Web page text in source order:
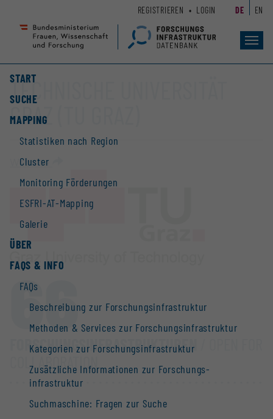
Seiteninhalt
Accesskey
Hauptnavigation
Accesskey
START
SUCHE
MAPPING
Statistiken nach Region
Cluster
Monitoring Förderungen
ESFRI-AT-Mapping
Galerie
ÜBER
FAQS & INFO
FAQs
Beschreibung zur Forschungs­infrastruktur
Methoden & Services zur Forschungs­infrastruktur
Kategorien zur Forschungs­infrastruktur
Zusätzliche Informationen zur Forschungs­
infrastruktur
Suchmaschine: Fragen zur Suche
REGISTRIEREN LOGIN DE EN
TECHNISCHE UNIVERSITÄT
GRAZ (TU GRAZ)
Website
66
FORSCHUNGS­INFRASTRUKTUREN
COLLABORATION